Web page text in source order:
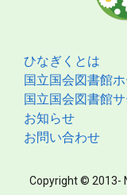
ひなぎくとは
国立国会図書館
国立国会図書館
お知らせ
お問い合わせ
Copyright © 2013-